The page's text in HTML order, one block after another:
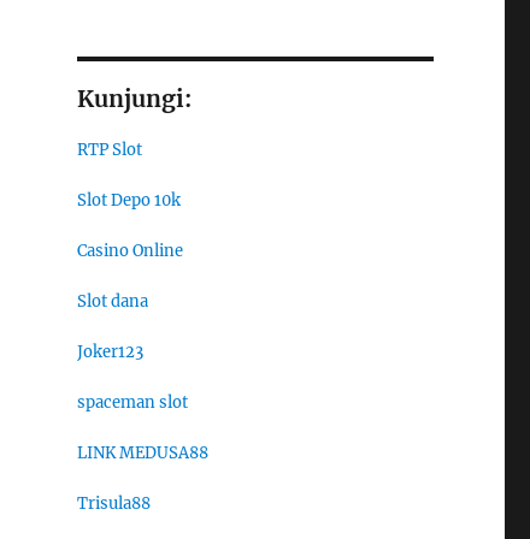
Kunjungi:
RTP Slot
Slot Depo 10k
Casino Online
Slot dana
Joker123
spaceman slot
LINK MEDUSA88
Trisula88